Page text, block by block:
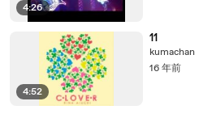
4:26
4:52
11
kumachan
16 年前